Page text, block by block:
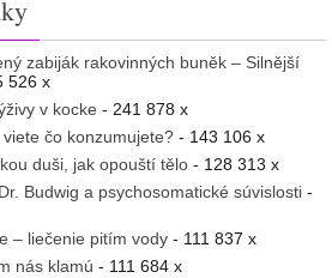
zabiják rakovinných buněk – Silnější
526 x
v kocke - 241 878 x
čo konzumujete? - 143 106 x
duši, jak opouští tělo - 128 313 x
Budwig a psychosomatické súvislosti -
– liečenie pitím vody - 111 837 x
nás klamú - 111 684 x